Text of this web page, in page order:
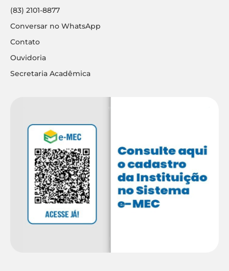
(83) 2101-8877
Conversar no WhatsApp
Contato
Ouvidoria
Secretaria Acadêmica